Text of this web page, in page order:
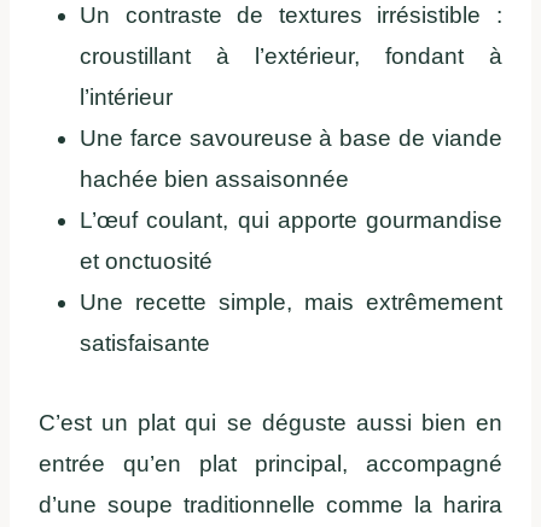
Un contraste de textures irrésistible :
croustillant à l’extérieur, fondant à
l’intérieur
Une farce savoureuse à base de viande
hachée bien assaisonnée
L’œuf coulant, qui apporte gourmandise
et onctuosité
Une recette simple, mais extrêmement
satisfaisante
C’est un plat qui se déguste aussi bien en
entrée qu’en plat principal, accompagné
d’une soupe traditionnelle comme la harira